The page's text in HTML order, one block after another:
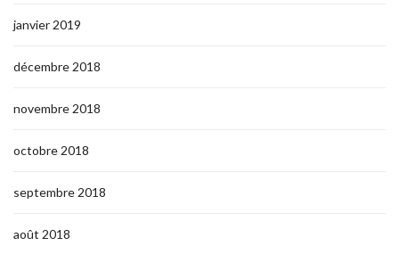
janvier 2019
décembre 2018
novembre 2018
octobre 2018
septembre 2018
août 2018